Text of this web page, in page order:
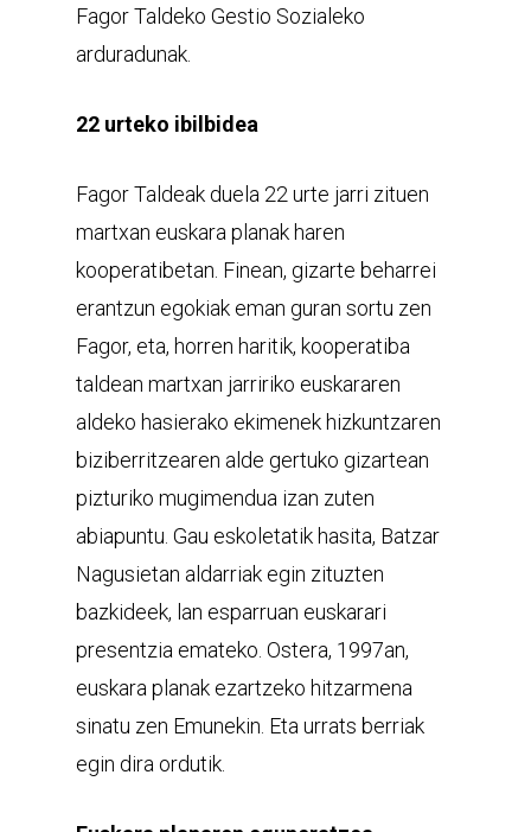
Fagor Taldeko Gestio Sozialeko
arduradunak.
22 urteko ibilbidea
Fagor Taldeak duela 22 urte jarri zituen
martxan euskara planak haren
kooperatibetan. Finean, gizarte beharrei
erantzun egokiak eman guran sortu zen
Fagor, eta, horren haritik, kooperatiba
taldean martxan jarririko euskararen
aldeko hasierako ekimenek hizkuntzaren
biziberritzearen alde gertuko gizartean
pizturiko mugimendua izan zuten
abiapuntu. Gau eskoletatik hasita, Batzar
Nagusietan aldarriak egin zituzten
bazkideek, lan esparruan euskarari
presentzia emateko. Ostera, 1997an,
euskara planak ezartzeko hitzarmena
sinatu zen Emunekin. Eta urrats berriak
egin dira ordutik.